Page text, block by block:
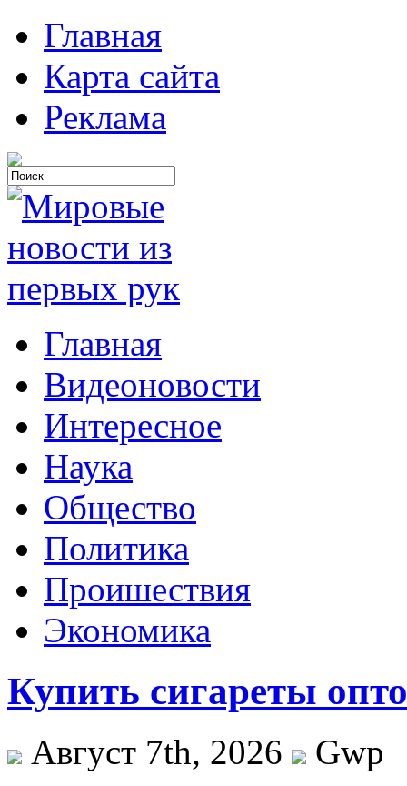
Главная
Карта сайта
Реклама
Главная
Видеоновости
Интересное
Наука
Общество
Политика
Проишествия
Экономика
Купить сигареты
Август 7th, 2026
Gwp